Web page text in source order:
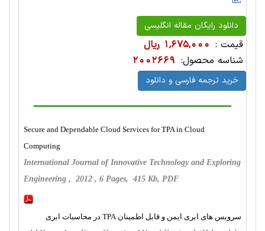
دانلود رایگان مقاله انگلیسی
قیمت : 1,675,000 ریال
شناسه محصول: 2002669
خرید ترجمه فارسی و دانلود
Secure and Dependable Cloud Services for TPA in Cloud
Computing
International Journal of Innovative Technology and Exploring
Engineering , 2012 , 6 Pages, 415 Kb, PDF
سرویس های ابری ایمن و قابل اطمینان TPA در محاسبات ابری